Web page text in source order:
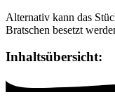
Alternativ kann das
Bratschen besetzt
Inhaltsübersicht: